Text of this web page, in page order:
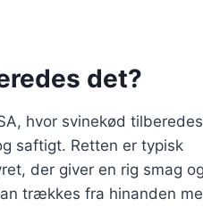
det?
hvor svinekød tilberedes
saftigt. Retten er typisk
der giver en rig smag og
trækkes fra hinanden